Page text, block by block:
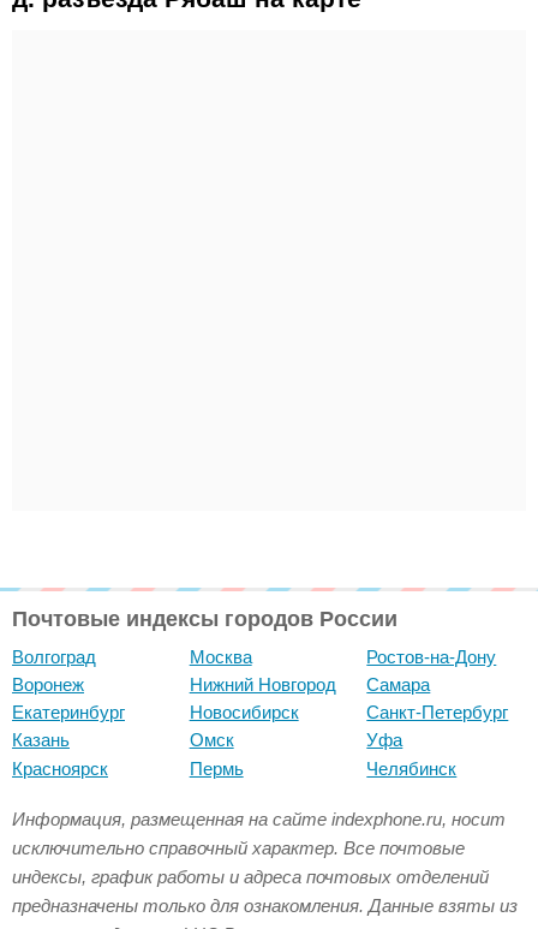
Почтовые индексы городов России
Волгоград
Воронеж
Екатеринбург
Казань
Красноярск
Москва
Нижний Новгород
Новосибирск
Омск
Пермь
Ростов-на-Дону
Самара
Санкт-Петербург
Уфа
Челябинск
Информация, размещенная на сайте indexphone.ru, носит
исключительно справочный характер. Все почтовые
индексы, график работы и адреса почтовых отделений
предназначены только для ознакомления. Данные взяты из